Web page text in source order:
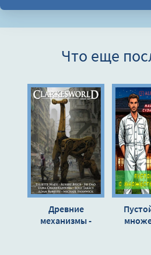
Что еще
Древние
механизмы -